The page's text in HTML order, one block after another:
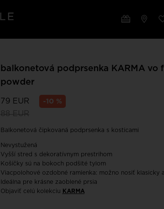
balkonetová podprsenka KARMA vo
powder
79 EUR -10 %
88 EUR
Balkonetová čipkovaná podprsenka s kosticami
Nevystužená
Vyšší stred s dekoratívnym prestrihom
Košíčky sú na bokoch podšité tylom
Viacpolohové ozdobné ramienka: možno nosiť klasicky
Ideálna pre krásne zaoblené prsia
Objaviť celú kolekciu
KARMA